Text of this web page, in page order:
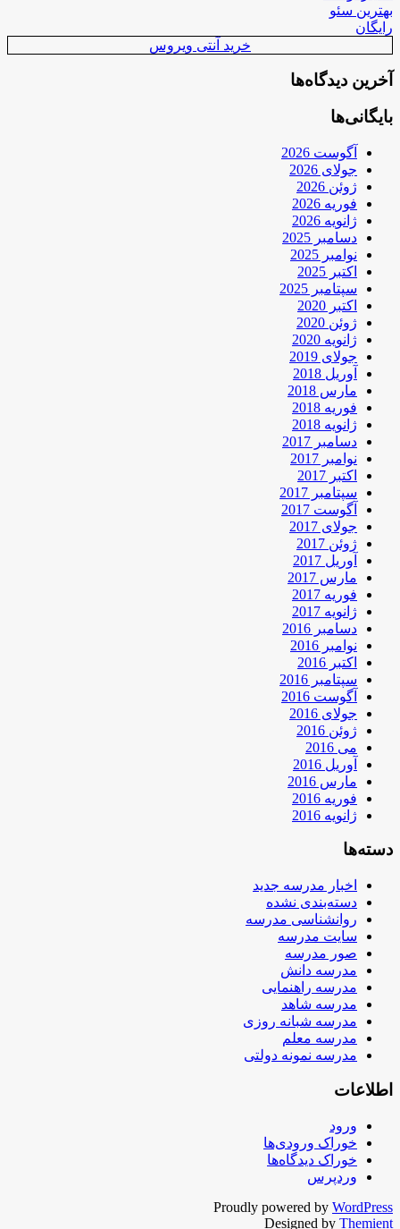
بهترین سئو
رایگان
خرید آنتی ویروس
آخرین دیدگاه‌ها
بایگانی‌ها
آگوست 2026
جولای 2026
ژوئن 2026
فوریه 2026
ژانویه 2026
دسامبر 2025
نوامبر 2025
اکتبر 2025
سپتامبر 2025
اکتبر 2020
ژوئن 2020
ژانویه 2020
جولای 2019
آوریل 2018
مارس 2018
فوریه 2018
ژانویه 2018
دسامبر 2017
نوامبر 2017
اکتبر 2017
سپتامبر 2017
آگوست 2017
جولای 2017
ژوئن 2017
آوریل 2017
مارس 2017
فوریه 2017
ژانویه 2017
دسامبر 2016
نوامبر 2016
اکتبر 2016
سپتامبر 2016
آگوست 2016
جولای 2016
ژوئن 2016
می 2016
آوریل 2016
مارس 2016
فوریه 2016
ژانویه 2016
دسته‌ها
اخبار مدرسه جدید
دسته‌بندی نشده
روانشناسی مدرسه
سایت مدرسه
صور مدرسه
مدرسه دانش
مدرسه راهنمایی
مدرسه شاهد
مدرسه شبانه روزی
مدرسه معلم
مدرسه نمونه دولتی
اطلاعات
ورود
خوراک ورودی‌ها
خوراک دیدگاه‌ها
وردپرس
Proudly powered by WordPress
Designed by Themient